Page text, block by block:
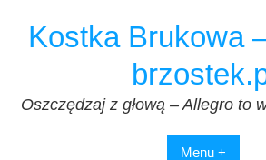
treściKostka Brukowa
Oszczędzaj z głową – Allegro to
Menu +